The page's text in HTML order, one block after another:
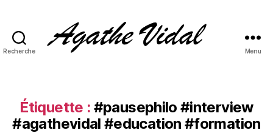
Recherche Menu
Étiquette : #pausephilo #interview
#agathevidal #education #formation